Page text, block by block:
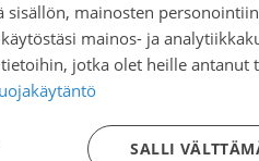
potilailta, miten
sidosryhmiltä
sisällön, mainosten
mainos- ja
jotka olet heille antanut
SALLI